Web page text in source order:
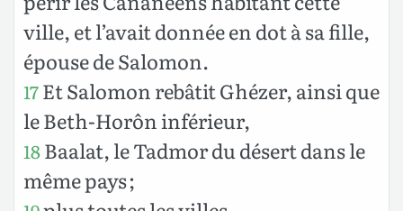
ville, et l’avait donnée en dot à sa fille,
épouse de Salomon.
17Et Salomon rebâtit Ghézer, ainsi que
le Beth-Horôn inférieur,
18Baalat, le Tadmor du désert dans le
même pays ;